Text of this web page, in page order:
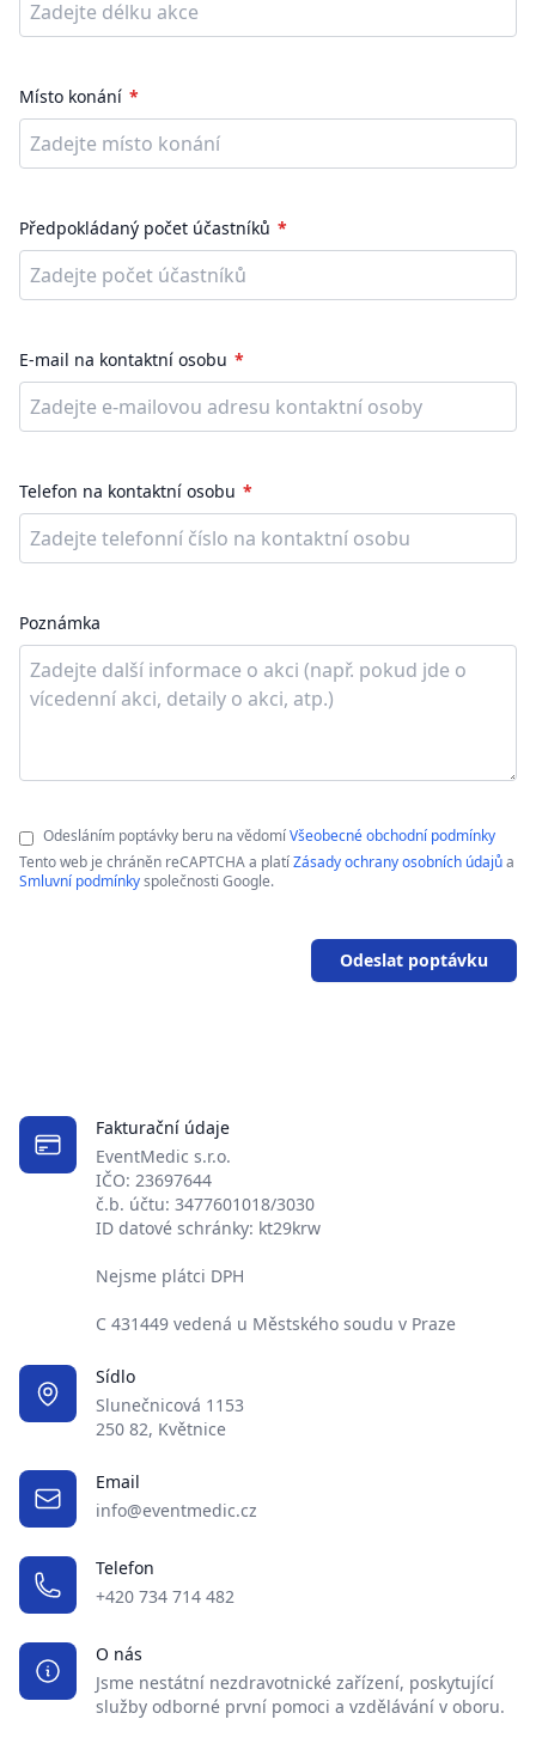
Fakturační údaje
EventMedic s.r.o.
IČO: 23697644
č.b. účtu: 3477601018/3030
ID datové schránky: kt29krw
Nejsme plátci DPH
C 431449 vedená u Městského soudu v Praze
Sídlo
Slunečnicová 1153
250 82, Květnice
Email
info@eventmedic.cz
Telefon
+420 734 714 482
O nás
Jsme nestátní nezdravotnické zařízení, poskytující
služby odborné první pomoci a vzdělávání v oboru.
Místo konání
Předpokládaný počet účastníků
E-mail na kontaktní osobu
Telefon na kontaktní osobu
Poznámka
Odesláním poptávky beru na vědomíVšeobecné obchodní podmínky
Tento web je chráněn reCAPTCHA a platíZásady ochrany osobních údajůa
Smluvní podmínkyspolečnosti Google.
Odeslat poptávku